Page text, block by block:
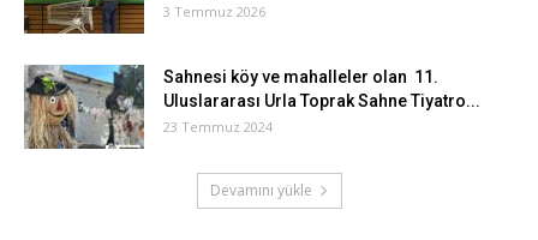
3 Temmuz 2026
Sahnesi köy ve mahalleler olan 11.
Uluslararası Urla Toprak Sahne Tiyatro...
23 Temmuz 2024
Devamını yükle